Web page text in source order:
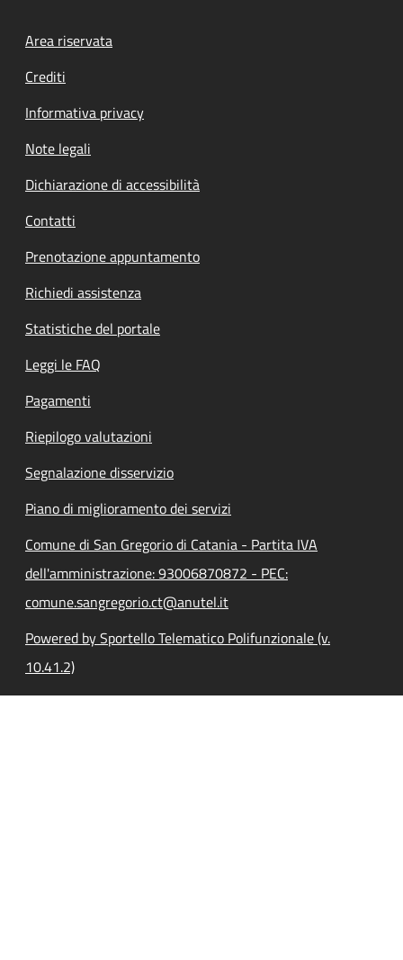
Footer menu
Area riservata
Crediti
Informativa privacy
Note legali
Dichiarazione di accessibilità
Contatti
Prenotazione appuntamento
Richiedi assistenza
Statistiche del portale
Leggi le FAQ
Pagamenti
Riepilogo valutazioni
Segnalazione disservizio
Piano di miglioramento dei servizi
Comune di San Gregorio di Catania - Partita IVA
dell'amministrazione: 93006870872 - PEC:
comune.sangregorio.ct@anutel.it
Powered by Sportello Telematico Polifunzionale (v.
10.41.2)